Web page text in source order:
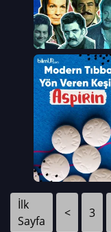
İlk
Sayfa
< 3